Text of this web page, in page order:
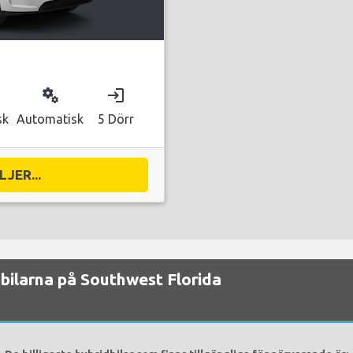
miscellaneous_services
Automatisk
login
5 Dörr
på Southwest Florida